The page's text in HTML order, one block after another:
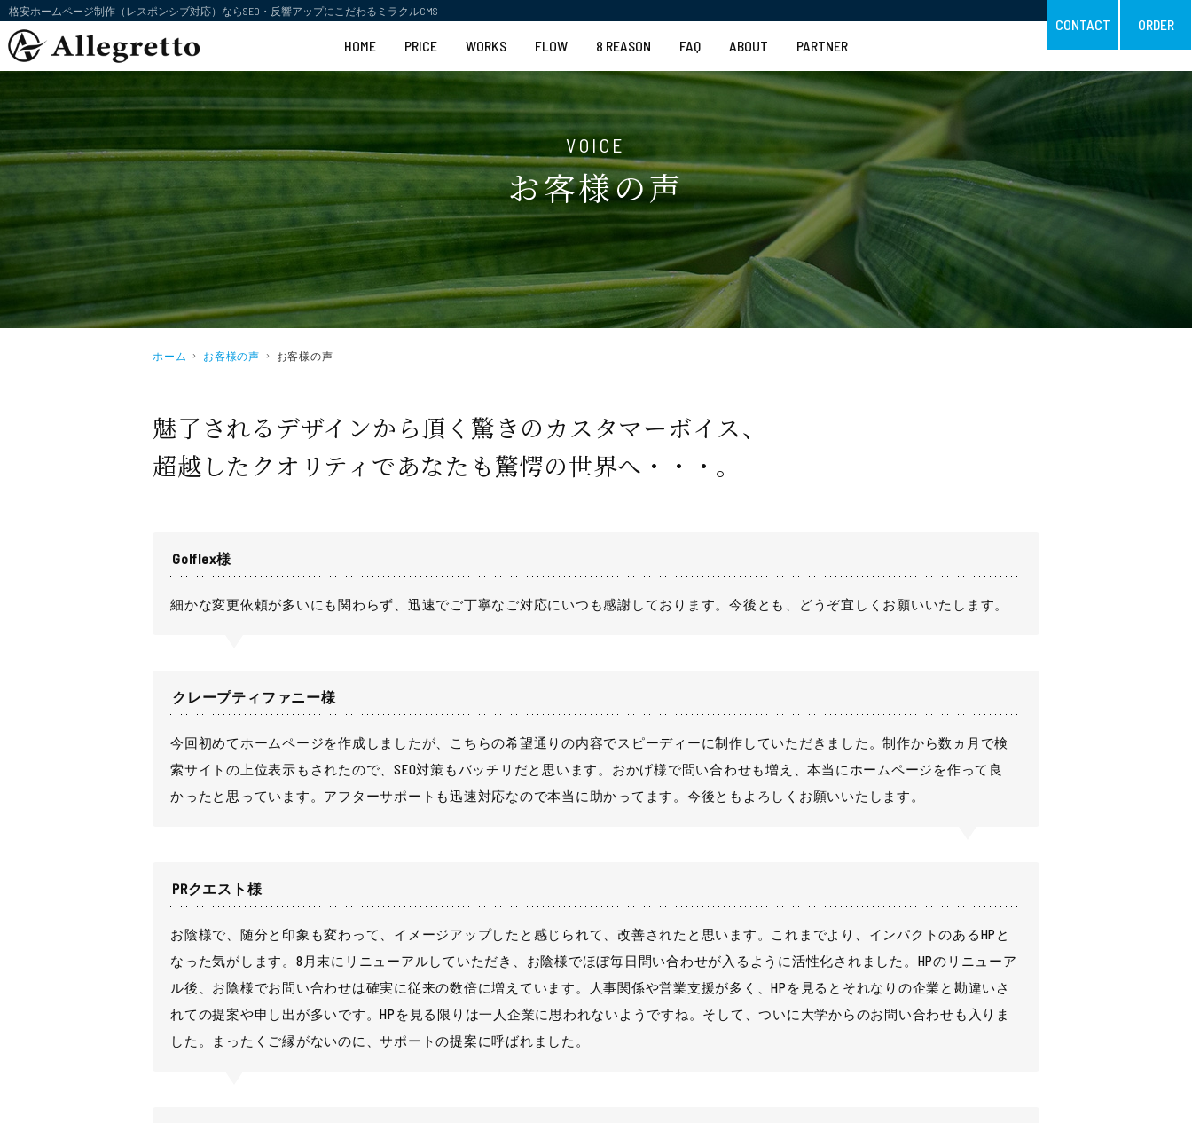
お客様の声
格安ホームページ制作（レスポンシブ対応）ならSEO・反響アップにこだわるミラクルCMS
ホーム お客様の声 お客様の声
魅了されるデザインから頂く驚きのカスタマーボイス、
超越したクオリティであなたも驚愕の世界へ・・・。
Golflex様
細かな変更依頼が多いにも関わらず、迅速でご丁寧なご対応にいつも感謝しております。今後とも、どうぞ宜しくお願いいたします。
クレープティファニー様
今回初めてホームページを作成しましたが、こちらの希望通りの内容でスピーディーに制作していただきました。制作から数ヵ月で検
索サイトの上位表示もされたので、SEO対策もバッチリだと思います。おかげ様で問い合わせも増え、本当にホームページを作って良
かったと思っています。アフターサポートも迅速対応なので本当に助かってます。今後ともよろしくお願いいたします。
PRクエスト様
お陰様で、随分と印象も変わって、イメージアップしたと感じられて、改善されたと思います。これまでより、インパクトのあるHPと
なった気がします。8月末にリニューアルしていただき、お陰様でほぼ毎日問い合わせが入るように活性化されました。HPのリニューア
ル後、お陰様でお問い合わせは確実に従来の数倍に増えています。人事関係や営業支援が多く、HPを見るとそれなりの企業と勘違いさ
れての提案や申し出が多いです。HPを見る限りは一人企業に思われないようですね。そして、ついに大学からのお問い合わせも入りま
した。まったくご縁がないのに、サポートの提案に呼ばれました。
HOME PRICE WORKS FLOW 8 REASON FAQ ABOUT PARTNER
CONTACT ORDER